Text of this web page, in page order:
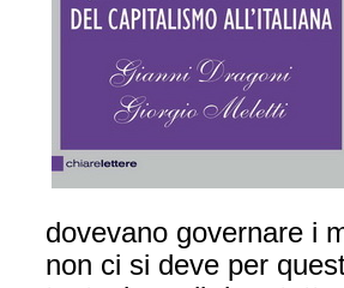
dovevano governare i
non ci si deve per